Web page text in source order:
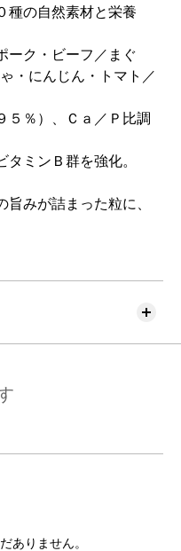
種の自然素材と栄養
ク・ビーフ／まぐ
・にんじん・トマト／
％）、Ｃａ／Ｐ比調
ミンＢ群を強化。
みが詰まった粒に、
ありません。